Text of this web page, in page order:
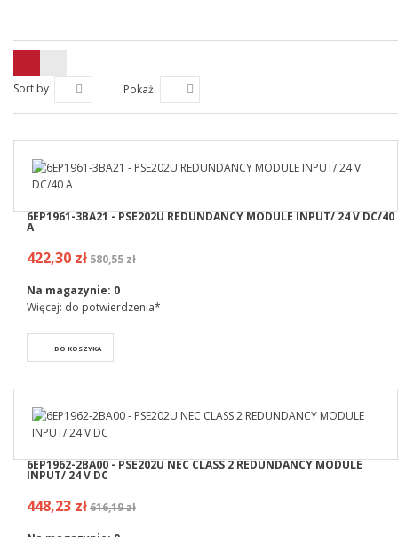
Sort by Pokaż
6EP1961-3BA21 - PSE202U REDUNDANCY MODULE INPUT/ 24 V DC/40
A
422,30 zł580,55 zł
Na magazynie: 0
Więcej: do potwierdzenia*
DO KOSZYKA
6EP1962-2BA00 - PSE202U NEC CLASS 2 REDUNDANCY MODULE
INPUT/ 24 V DC
448,23 zł616,19 zł